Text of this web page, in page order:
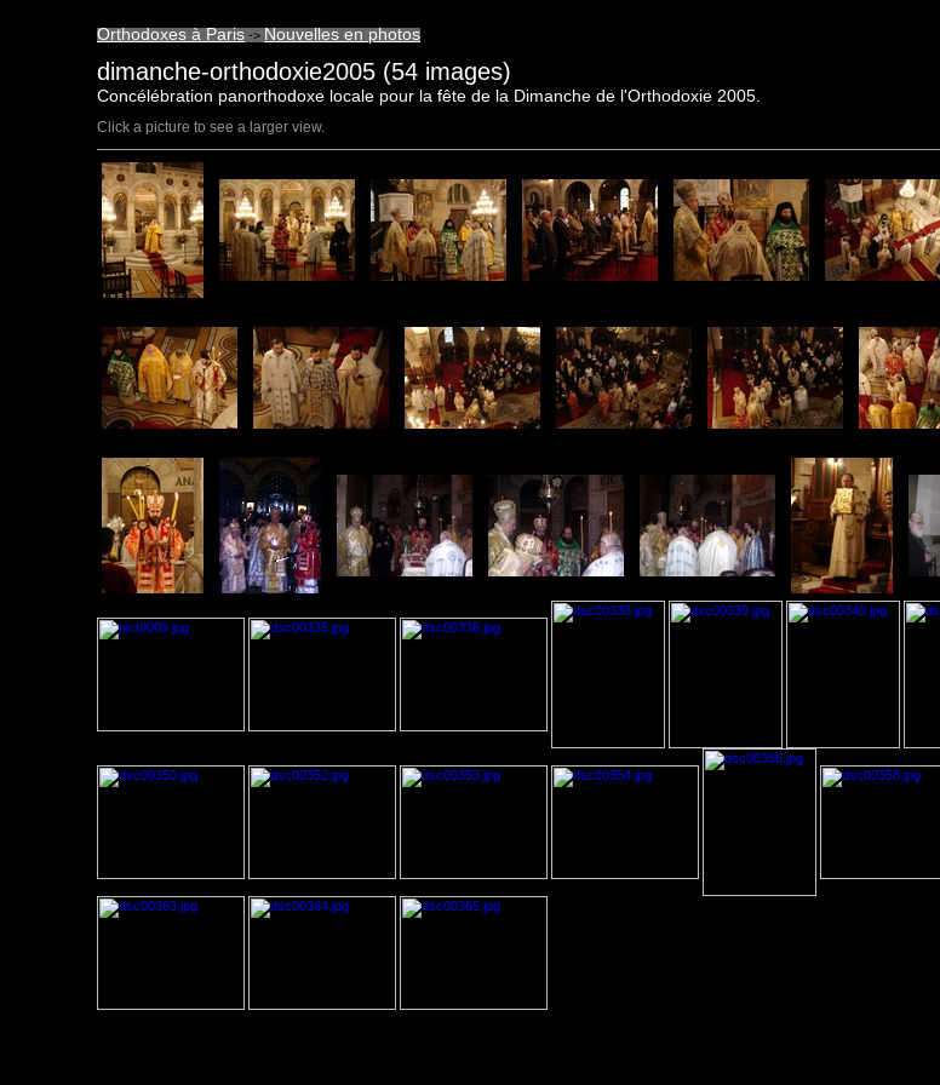
Orthodoxes à Paris -> Nouvelles en photos
dimanche-orthodoxie2005 (54 images)
Concélébration panorthodoxe locale pour la fête de la Dimanche de l'Orthodoxie 2005.
Click a picture to see a larger view.